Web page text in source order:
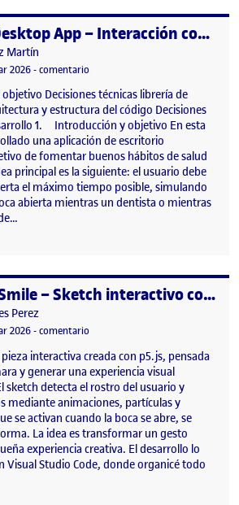
Reto 2. Desktop App – Interacción con cámara
Martín
de publicación
2026-comentario
Decisiones técnicas librería de
y estructura del código Decisiones
1. Introducción y objetivo En esta
una aplicación de escritorio
de fomentar buenos hábitos de salud
principal es la siguiente: el usuario debe
el máximo tiempo posible, simulando
abierta mientras un dentista o mientras
Healthy Smile – Sketch interactivo con detección facial
Perez
de publicación
2026-comentario
interactiva creada con p5.js, pensada
y generar una experiencia visual
sketch detecta el rostro del usuario y
mediante animaciones, partículas y
se activan cuando la boca se abre, se
La idea es transformar un gesto
experiencia creativa. El desarrollo lo
Visual Studio Code, donde organicé todo